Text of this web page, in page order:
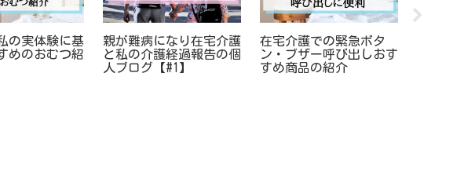
の実体験に基
めのおむつ紹
親が難病になり在宅介護
と私の介護経過報告の個
人ブログ【#1】
在宅介護での緊急ボタ
ン・ブザー呼び出しおす
すめ商品の紹介